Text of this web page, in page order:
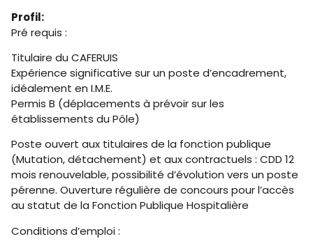
Profil:
Pré requis :
Titulaire du CAFERUIS
Expérience significative sur un poste d’encadrement,
idéalement en I.M.E.
Permis B (déplacements à prévoir sur les
établissements du Pôle)
Poste ouvert aux titulaires de la fonction publique
(Mutation, détachement) et aux contractuels : CDD 12
mois renouvelable, possibilité d’évolution vers un poste
pérenne. Ouverture régulière de concours pour l’accès
au statut de la Fonction Publique Hospitalière
Conditions d’emploi :